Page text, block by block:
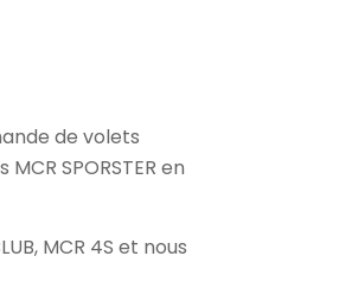
de volets
SPORSTER en
MCR 4S et nous